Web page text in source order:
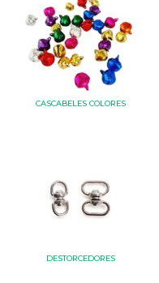
CASCABELES COLORES
DESTORCEDORES